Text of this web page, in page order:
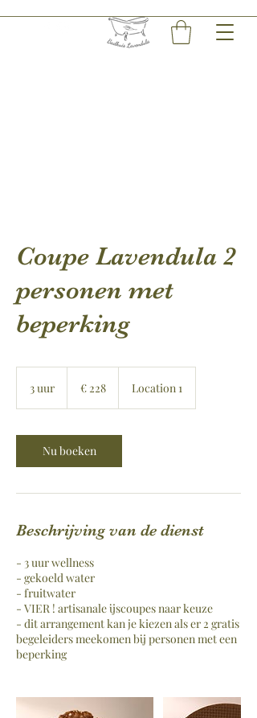
Coupe Lavendula 2
personen met
beperking
3 uur
r
€ 228 Location 1
Nu boeken
Beschrijving van de dienst
- 3 uur wellness
- gekoeld water
- fruitwater
- VIER ! artisanale ijscoupes naar keuze
- dit arrangement kan je kiezen als er 2 gratis
begeleiders meekomen bij personen met een
beperking